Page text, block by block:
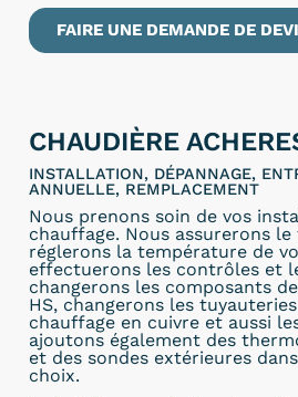
FAIRE UNE DEMANDE DE
CHAUDIÈRE
INSTALLATION, DÉPANNAGE,
ANNUELLE, REMPLACEMENT
Nous prenons soin de vos
chauffage. Nous assurerons
réglerons la température de
effectuerons les contrôles et
changerons les composants
HS, changerons les
chauffage en cuivre et aussi
ajoutons également des
et des sondes extérieures
choix.